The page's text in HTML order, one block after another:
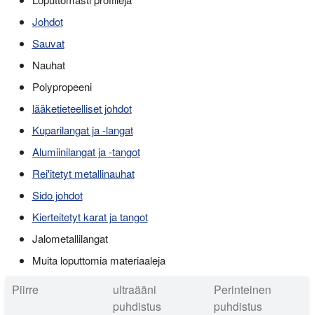
Johdot
Sauvat
Nauhat
Polypropeeni
lääketieteelliset johdot
Kuparilangat ja -langat
Alumiinilangat ja -tangot
Rei'itetyt metallinauhat
Sido johdot
Kierteitetyt karat ja tangot
Jalometallilangat
Muita loputtomia materiaaleja
Piirre
ultraääni
puhdistus
Perinteinen
puhdistus